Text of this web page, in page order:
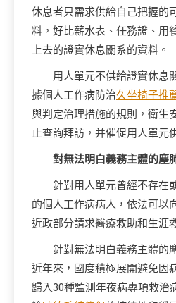
休息者只需求供給自己把握的
料，好比薪水表、任務證、用
上去的證實休息關系的資料。
用人單元不供給證實休息
據個人工作病防治久坐椅子推
與判定治理措施的規則，衛生
止查詢拜訪，并催促用人單元
對無法明白義務主體的塵
針對用人單元曾經不存在
的個人工作病病人，依法可以
近政部分請求醫療救助和生涯
針對無法明白義務主體的
近年來，國度積極展開避免因
歸入30種監測年夜病專項救治